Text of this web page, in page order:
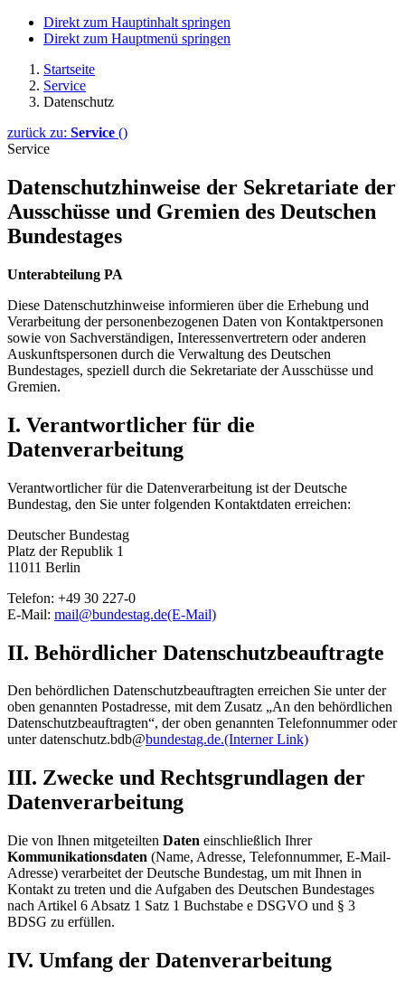
Direkt zum Hauptinhalt springen
Direkt zum Hauptmenü springen
Startseite
Service
Datenschutz
zurück zu: Service ()
Service
Datenschutzhinweise der Sekretariate der
Ausschüsse und Gremien des Deutschen
Bundestages
Unterabteilung PA
Diese Datenschutzhinweise informieren über die Erhebung und
Verarbeitung der personenbezogenen Daten von Kontaktpersonen
sowie von Sachverständigen, Interessenvertretern oder anderen
Auskunftspersonen durch die Verwaltung des Deutschen
Bundestages, speziell durch die Sekretariate der Ausschüsse und
Gremien.
I. Verantwortlicher für die
Datenverarbeitung
Verantwortlicher für die Datenverarbeitung ist der Deutsche
Bundestag, den Sie unter folgenden Kontaktdaten erreichen:
Deutscher Bundestag
Platz der Republik 1
11011 Berlin
Telefon: +49 30 227-0
E-Mail: mail@bundestag.de(E-Mail)
II. Behördlicher Datenschutzbeauftragte
Den behördlichen Datenschutzbeauftragten erreichen Sie unter der
oben genannten Postadresse, mit dem Zusatz „An den behördlichen
Datenschutzbeauftragten“, der oben genannten Telefonnummer oder
unter datenschutz.bdb@bundestag.de.(Interner Link)
III. Zwecke und Rechtsgrundlagen der
Datenverarbeitung
Die von Ihnen mitgeteilten Daten einschließlich Ihrer
Kommunikationsdaten (Name, Adresse, Telefonnummer, E-Mail-
Adresse) verarbeitet der Deutsche Bundestag, um mit Ihnen in
Kontakt zu treten und die Aufgaben des Deutschen Bundestages
nach Artikel 6 Absatz 1 Satz 1 Buchstabe e DSGVO und § 3
BDSG zu erfüllen.
IV. Umfang der Datenverarbeitung